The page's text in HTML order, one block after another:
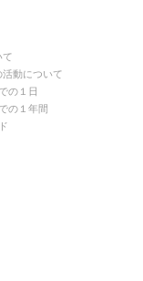
て
動について
の１日
の１年間